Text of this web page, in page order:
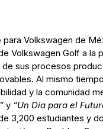
Volkswagen de
Volkswagen Golf a la
de sus procesos
Al mismo
y la comunidad
y “Un Día para el
3,200 estudiantes y